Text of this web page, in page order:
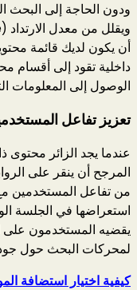
ودون الحاجة إلى
أن يكون لديك قائمة
داخلية تقود إلى أقسام
الوصول إلى المعلومات
تعزيز تفاعل
عندما يجد الزائر
المرجح أن ينقر على
من تفاعل المستخدمين
استعراضها في الجلسة
يقضيه المستخدمون على
لمحركات البحث حول
كيفية اختيار استضافة